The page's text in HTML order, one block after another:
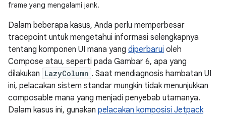
frame yang mengalami jank.
Dalam beberapa kasus, Anda perlu memperbesar
tracepoint untuk mengetahui informasi selengkapnya
tentang komponen UI mana yang diperbarui oleh
Compose atau, seperti pada Gambar 6, apa yang
dilakukan LazyColumn . Saat mendiagnosis hambatan UI
ini, pelacakan sistem standar mungkin tidak menunjukkan
composable mana yang menjadi penyebab utamanya.
Dalam kasus ini, gunakan pelacakan komposisi Jetpack